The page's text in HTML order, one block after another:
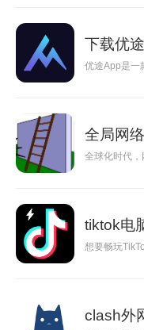
下载优
优途App是一
全局网
全球化时代
tiktok电
想要畅玩
clash外